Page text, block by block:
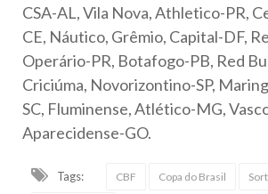
CSA-AL, Vila Nova, Athletico-PR,
CE, Náutico, Grêmio, Capital-DF,
Operário-PR, Botafogo-PB, Red
Criciúma, Novorizontino-SP,
SC, Fluminense, Atlético-MG,
Aparecidense-GO.
Tags: CBF Copa do Brasil